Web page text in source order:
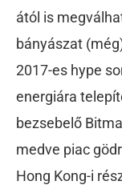
ától is
bányászat
2017-es hype
energiára
bezsebelő
medve piac
Hong Kong-i